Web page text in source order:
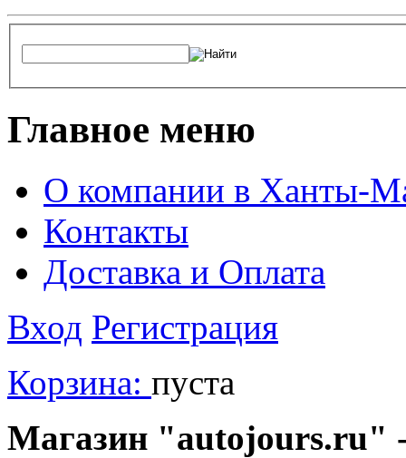
Главное меню
О компании в Ханты-
Контакты
Доставка и Оплата
Вход Регистрация
Корзина: пуста
Магазин "autojours.ru" -